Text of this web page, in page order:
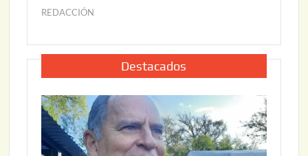
,
0
2
6
REDACCIÓN
l
o
2
2
,
Destacados